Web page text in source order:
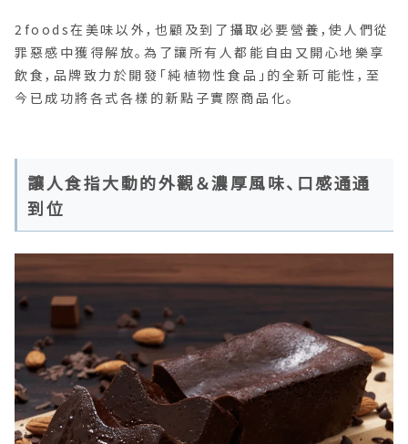
2foods在美味以外，也顧及到了攝取必要營養，使人們從
罪惡感中獲得解放。為了讓所有人都能自由又開心地樂享
飲食，品牌致力於開發「純植物性食品」的全新可能性，至
今已成功將各式各樣的新點子實際商品化。
讓人食指大動的外觀＆濃厚風味、口感通通
到位